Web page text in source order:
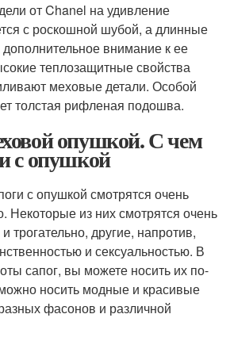
от Chanel на удивление
с роскошной шубой, а длинные
внимание к ее
теплозащитные свойства
меховые детали. Особой
толстая рифленая подошва.
опушкой. С чем
с опушкой
с опушкой смотрятся очень
Некоторые из них смотрятся очень
трогательно, другие, напротив,
и сексуальностью. В
сапог, вы можете носить их по-
носить модные и красивые
фасонов и различной